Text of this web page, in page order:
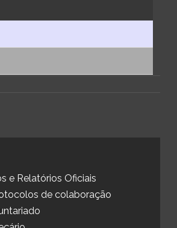
e Relatórios Oficiais
de colaboração